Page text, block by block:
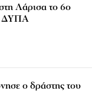
Λάρισα το 6ο
ΔΥΠΑ
ο δράστης του